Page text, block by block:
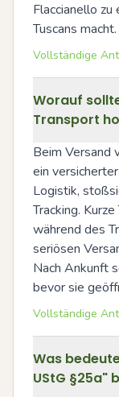
Flaccianello
Tuscans macht.
Vollständige
Worauf
Transport
Beim Versand
ein
Logistik,
Tracking.
während des
seriösen
Nach Ankunft
bevor sie
Vollständige
Was
UStG §25a"